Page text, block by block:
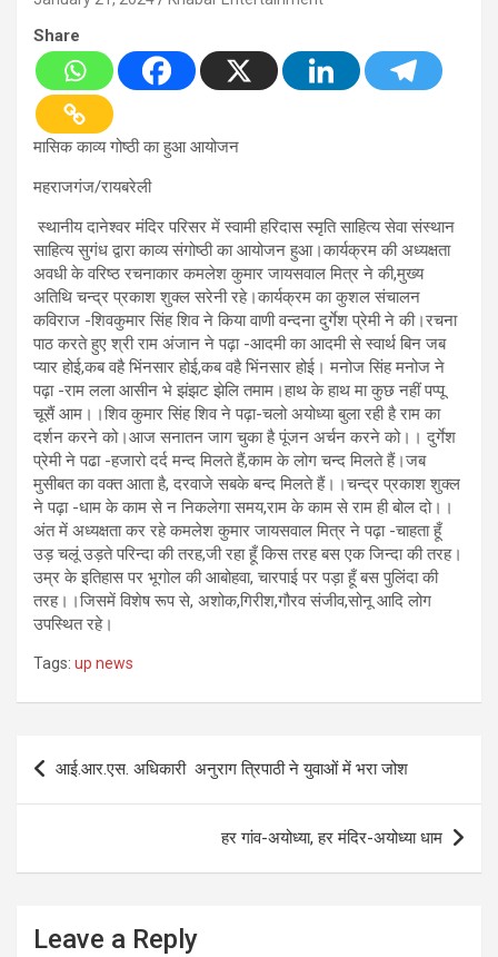
Share
मासिक काव्य गोष्ठी का हुआ आयोजन
महराजगंज/रायबरेली
स्थानीय दानेश्वर मंदिर परिसर में स्वामी हरिदास स्मृति साहित्य सेवा संस्थान
साहित्य सुगंध द्वारा काव्य संगोष्ठी का आयोजन हुआ।कार्यक्रम की अध्यक्षता
अवधी के वरिष्ठ रचनाकार कमलेश कुमार जायसवाल मित्र ने की,मुख्य
अतिथि चन्द्र प्रकाश शुक्ल सरेनी रहे।कार्यक्रम का कुशल संचालन
कविराज -शिवकुमार सिंह शिव ने किया वाणी वन्दना दुर्गेश प्रेमी ने की।रचना
पाठ करते हुए श्री राम अंजान ने पढ़ा -आदमी का आदमी से स्वार्थ बिन जब
प्यार होई,कब वहै भिंनसार होई,कब वहै भिंनसार होई। मनोज सिंह मनोज ने
पढ़ा -राम लला आसीन भे झंझट झेलि तमाम।हाथ के हाथ मा कुछ नहीं पप्पू
चूसैं आम।।शिव कुमार सिंह शिव ने पढ़ा-चलो अयोध्या बुला रही है राम का
दर्शन करने को।आज सनातन जाग चुका है पूंजन अर्चन करने को।। दुर्गेश
प्रेमी ने पढा -हजारो दर्द मन्द मिलते हैं,काम के लोग चन्द मिलते हैं।जब
मुसीबत का वक्त आता है, दरवाजे सबके बन्द मिलते हैं।।चन्द्र प्रकाश शुक्ल
ने पढ़ा -धाम के काम से न निकलेगा समय,राम के काम से राम ही बोल दो।।
अंत में अध्यक्षता कर रहे कमलेश कुमार जायसवाल मित्र ने पढ़ा -चाहता हूँ
उड़ चलूं उड़ते परिन्दा की तरह,जी रहा हूँ किस तरह बस एक जिन्दा की तरह।
उम्र के इतिहास पर भूगोल की आबोहवा, चारपाई पर पड़ा हूँ बस पुलिंदा की
तरह।।जिसमें विशेष रूप से, अशोक,गिरीश,गौरव संजीव,सोनू आदि लोग
उपस्थित रहे।
Tags: up news
Post
navigation
आई.आर.एस. अधिकारी अनुराग त्रिपाठी ने युवाओं में भरा जोश
हर गांव-अयोध्या, हर मंदिर-अयोध्या धाम
Leave a Reply